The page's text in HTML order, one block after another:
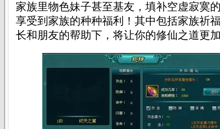
家族里物色妹子甚至基友，填补空虚寂寞
享受到家族的种种福利！其中包括家族祈
长和朋友的帮助下，将让你的修仙之道更